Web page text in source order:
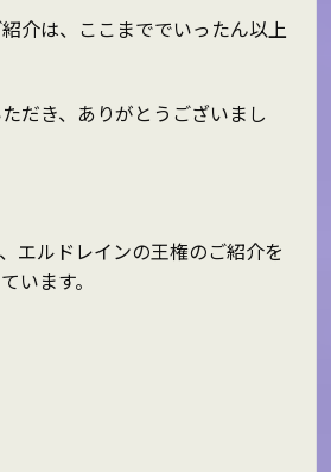
介は、ここまででいったん以上
だき、ありがとうございまし
エルドレインの王権のご紹介を
います。